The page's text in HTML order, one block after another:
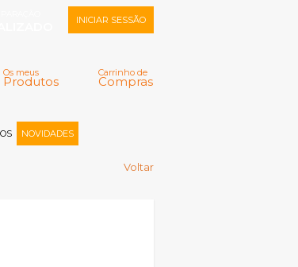
Carrinho de
Compras
Os meus
Produtos
INICIAR SESSÃO
Memorizar
Registar |
NOVIDADES
Voltar